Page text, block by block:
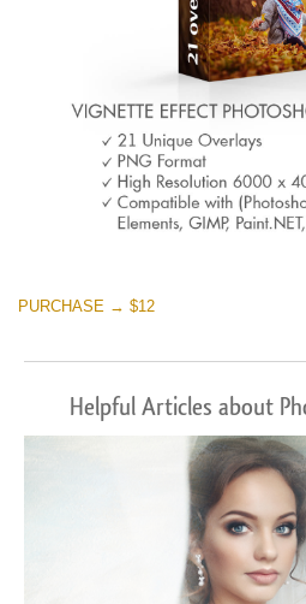
PURCHASE → $12
Helpful Articles about